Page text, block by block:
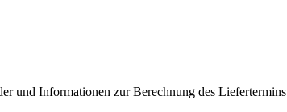
und Informationen zur Berechnung des Liefertermins